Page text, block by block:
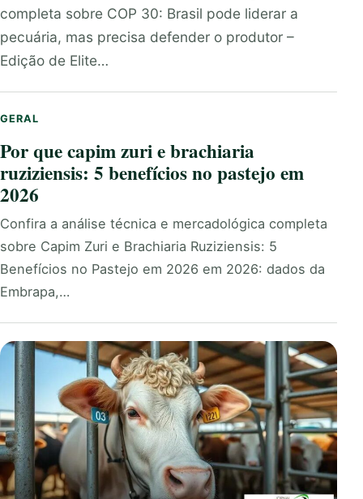
completa sobre COP 30: Brasil pode liderar a
pecuária, mas precisa defender o produtor –
Edição de Elite…
GERAL
Por que capim zuri e brachiaria
ruziziensis: 5 benefícios no pastejo em
2026
Confira a análise técnica e mercadológica completa
sobre Capim Zuri e Brachiaria Ruziziensis: 5
Benefícios no Pastejo em 2026 em 2026: dados da
Embrapa,…